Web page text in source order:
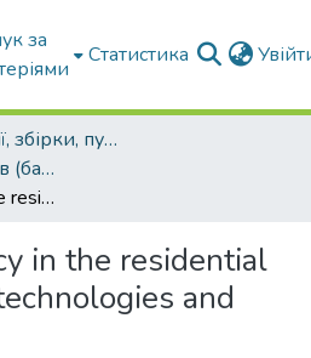
за
Статистика
Конференції, збірки, публікації молодих вчених і здобувачів : магістрів, бакалаврів, аспірантів.
Публікації здобувачів (бакалаврів. магістрів, аспірантів)
Energy efficiency in the residential sector: current technologies and prospects
in the residential
and